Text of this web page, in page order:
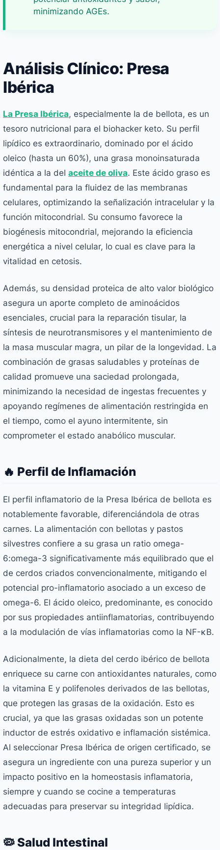
minimizando AGEs.
Análisis Clínico: Presa
Ibérica
La Presa Ibérica, especialmente la de bellota, es un
tesoro nutricional para el biohacker keto. Su perfil
lipídico es extraordinario, dominado por el ácido
oleico (hasta un 60%), una grasa monoinsaturada
idéntica a la del aceite de oliva. Este ácido graso es
fundamental para la fluidez de las membranas
celulares, optimizando la señalización intracelular y la
función mitocondrial. Su consumo favorece la
biogénesis mitocondrial, mejorando la eficiencia
energética a nivel celular, lo cual es clave para la
vitalidad en cetosis.
Además, su densidad proteica de alto valor biológico
asegura un aporte completo de aminoácidos
esenciales, crucial para la reparación tisular, la
síntesis de neurotransmisores y el mantenimiento de
la masa muscular magra, un pilar de la longevidad. La
combinación de grasas saludables y proteínas de
calidad promueve una saciedad prolongada,
minimizando la necesidad de ingestas frecuentes y
apoyando regímenes de alimentación restringida en
el tiempo, como el ayuno intermitente, sin
comprometer el estado anabólico muscular.
🔥 Perfil de Inflamación
El perfil inflamatorio de la Presa Ibérica de bellota es
notablemente favorable, diferenciándola de otras
carnes. La alimentación con bellotas y pastos
silvestres confiere a su grasa un ratio omega-
6:omega-3 significativamente más equilibrado que el
de cerdos criados convencionalmente, mitigando el
potencial pro-inflamatorio asociado a un exceso de
omega-6. El ácido oleico, predominante, es conocido
por sus propiedades antiinflamatorias, contribuyendo
a la modulación de vías inflamatorias como la NF-κB.
Adicionalmente, la dieta del cerdo ibérico de bellota
enriquece su carne con antioxidantes naturales, como
la vitamina E y polifenoles derivados de las bellotas,
que protegen las grasas de la oxidación. Esto es
crucial, ya que las grasas oxidadas son un potente
inductor de estrés oxidativo e inflamación sistémica.
Al seleccionar Presa Ibérica de origen certificado, se
asegura un ingrediente con una pureza superior y un
impacto positivo en la homeostasis inflamatoria,
siempre y cuando se cocine a temperaturas
adecuadas para preservar su integridad lipídica.
🦠 Salud Intestinal